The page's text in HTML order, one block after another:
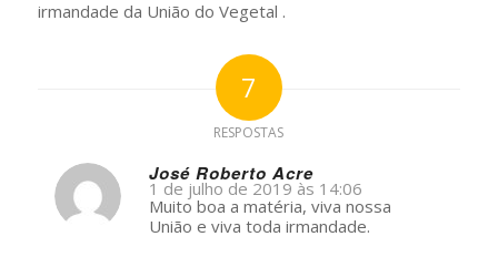
irmandade da União do Vegetal .
7
RESPOSTAS
José Roberto Acre
s
ays:
1 de julho de 2019 às 14:06
Muito boa a matéria, viva nossa
União e viva toda irmandade.